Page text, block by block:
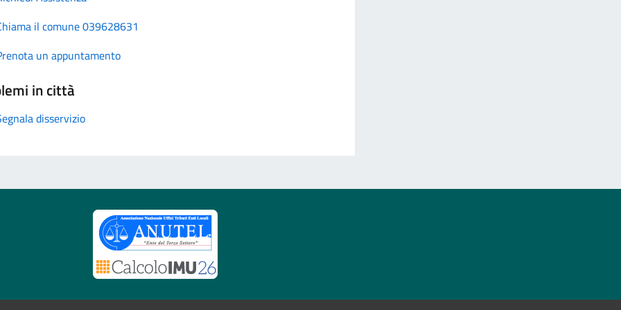
il comune 039628631
un appuntamento
in città
disservizio